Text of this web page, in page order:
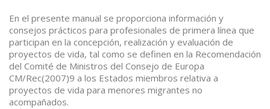
En el presente manual se proporciona información y
consejos prácticos para profesionales de primera línea que
participan en la concepción, realización y evaluación de
proyectos de vida, tal como se definen en la Recomendación
del Comité de Ministros del Consejo de Europa
CM/Rec(2007)9 a los Estados miembros relativa a
proyectos de vida para menores migrantes no
acompañados.